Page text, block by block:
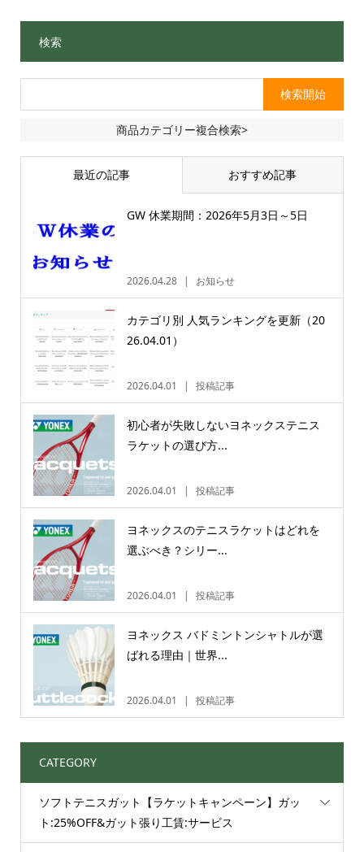
検索
商品カテゴリー複合検索>
最近の記事 おすすめ記事
GW 休業期間：2026年5月3日～5日
2026.04.28 お知らせ
カテゴリ別 人気ランキングを更新（20
26.04.01）
2026.04.01 投稿記事
初心者が失敗しないヨネックステニス
ラケットの選び方...
2026.04.01 投稿記事
ヨネックスのテニスラケットはどれを
選ぶべき？シリー...
2026.04.01 投稿記事
ヨネックス バドミントンシャトルが選
ばれる理由｜世界...
2026.04.01 投稿記事
CATEGORY
ソフトテニスガット【ラケットキャンペーン】ガッ
ト:25%OFF&ガット張り工賃:サービス